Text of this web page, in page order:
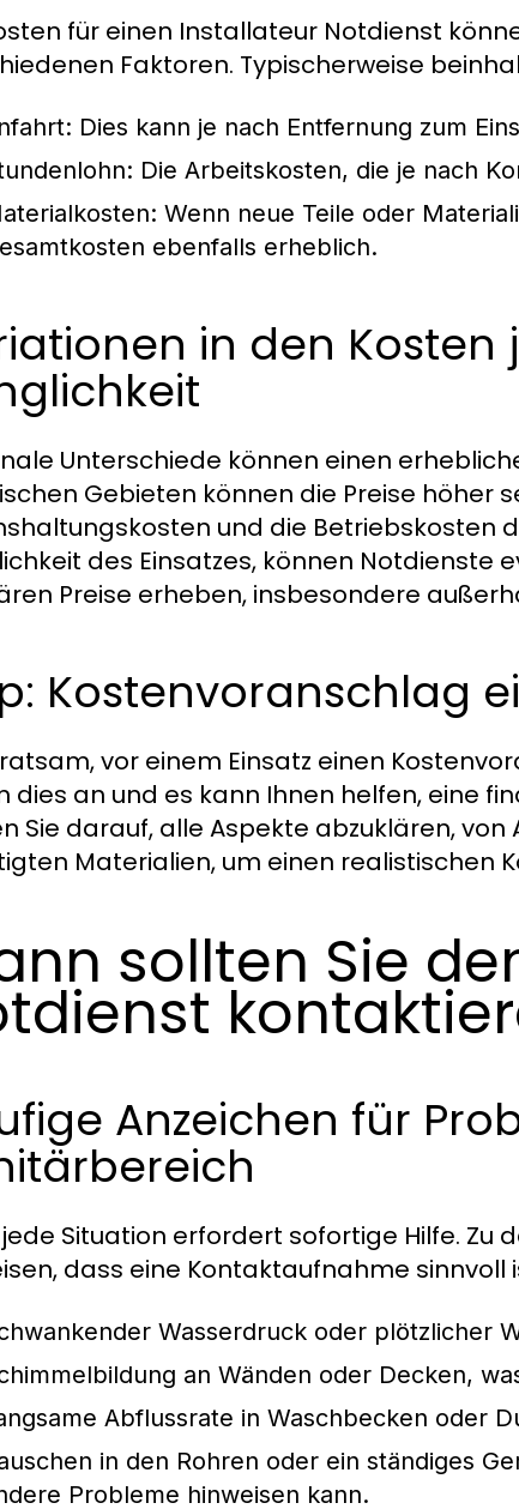
für einen Installateur Notdienst
Faktoren. Typischerweise
Dies kann je nach Entfernung zum
Die Arbeitskosten, die je nach
Wenn neue Teile oder
ebenfalls erheblich.
in den Kosten
Unterschiede können einen
Gebieten können die Preise höher
und die Betriebskosten
des Einsatzes, können Notdienste
Preise erheben, insbesondere
Kostenvoranschlag
ratsam, vor einem Einsatz einen
dies an und es kann Ihnen helfen, eine
Sie darauf, alle Aspekte abzuklären,
Materialien, um einen realistischen
sollten Sie
Anzeichen für
Situation erfordert sofortige Hilfe. Zu
dass eine Kontaktaufnahme sinnvoll
Wasserdruck oder plötzlicher
an Wänden oder Decken,
Abflussrate in Waschbecken oder
in den Rohren oder ein ständiges
Probleme hinweisen kann.